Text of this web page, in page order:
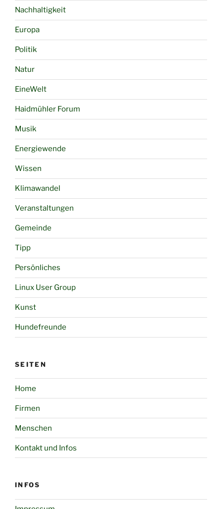
Nachhaltigkeit
Europa
Politik
Natur
EineWelt
Haidmühler Forum
Musik
Energiewende
Wissen
Klimawandel
Veranstaltungen
Gemeinde
Tipp
Persönliches
Linux User Group
Kunst
Hundefreunde
SEITEN
Home
Firmen
Menschen
Kontakt und Infos
INFOS